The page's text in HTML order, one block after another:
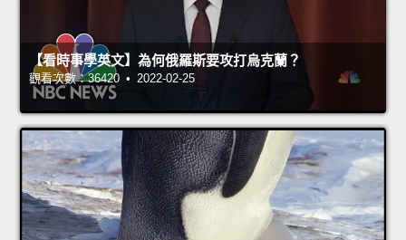
【看時事學英文】為何俄羅斯要攻打烏克蘭？
觀看次數：36420 • 2022-02-25